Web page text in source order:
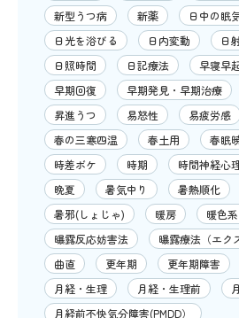
新型うつ病
新薬
日中の眠
日光を浴びる
日内変動 日
日照時間
日記療法 早寝早
早期回復
早期発見・早期治療
昇進うつ
易怒性 易疲労感
春の三寒四温
春土用
春眠
時差ボケ
時期 時間神経心
晩夏
暑気中り 暑熱順化
暑邪(しょじゃ)
暖房 暖色
曝露反応妨害法
曝露療法（エク
曲直
更年期 更年期障害
月経・生理
月経・生理前
月経前不快気分障害(PMDD）